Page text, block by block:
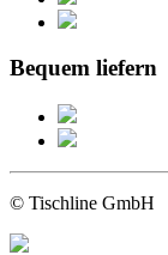
Bequem liefern
© Tischline GmbH